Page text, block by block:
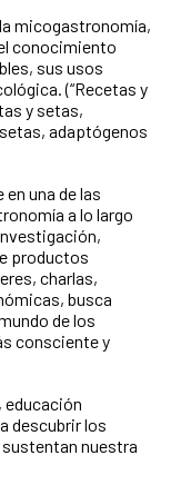
micogastronomía,
conocimiento
sus usos
(“Recetas y
y setas,
adaptógenos
una de las
a lo largo
productos
charlas,
busca
de los
consciente y
educación
descubrir los
nuestra